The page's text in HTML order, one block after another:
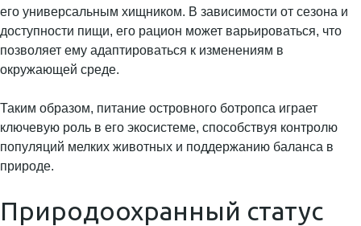
его универсальным хищником. В зависимости от сезона и
доступности пищи, его рацион может варьироваться, что
позволяет ему адаптироваться к изменениям в
окружающей среде.
Таким образом, питание островного ботропса играет
ключевую роль в его экосистеме, способствуя контролю
популяций мелких животных и поддержанию баланса в
природе.
Природоохранный статус